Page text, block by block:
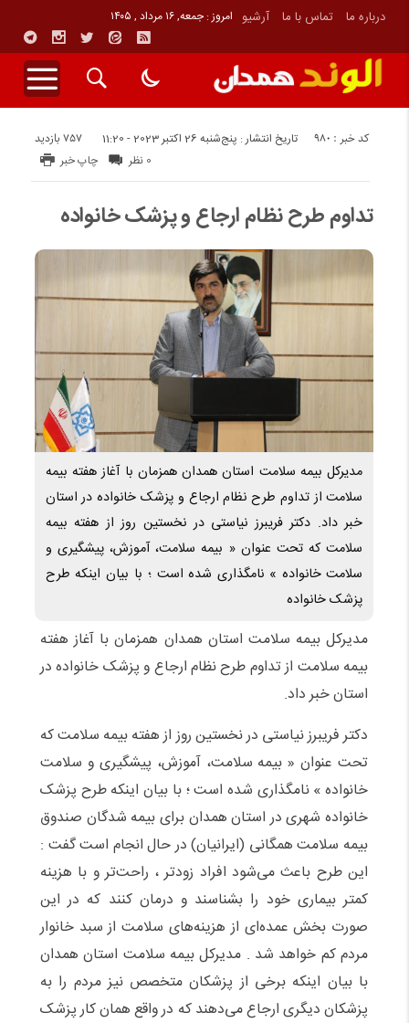
درباره ما تماس با ما آرشیو امروز : جمعه, ۱۶ مرداد , ۱۴۰۵
تاریخ انتشار : پنج‌شنبه 26 اکتبر 2023 - 11:20 757 بازدید کد خبر : 980
چاپ خبر 0 نظر
تداوم طرح نظام ارجاع و پزشک خانواده
مدیرکل بیمه سلامت استان همدان همزمان با آغاز هفته بیمه
سلامت از تداوم طرح نظام ارجاع و پزشک خانواده در استان
خبر داد. دکتر فریبرز نیاستی در نخستین روز از هفته بیمه
سلامت که تحت عنوان « بیمه سلامت، آموزش، پیشگیری و
سلامت خانواده » نامگذاری شده است ؛ با بیان اینکه طرح
پزشک خانواده
مدیرکل بیمه سلامت استان همدان همزمان با آغاز هفته
بیمه سلامت از تداوم طرح نظام ارجاع و پزشک خانواده در
استان خبر داد.
دکتر فریبرز نیاستی در نخستین روز از هفته بیمه سلامت که
تحت عنوان « بیمه سلامت، آموزش، پیشگیری و سلامت
خانواده » نامگذاری شده است ؛ با بیان اینکه طرح پزشک
خانواده شهری در استان همدان برای بیمه شدگان صندوق
بیمه سلامت همگانی (ایرانیان) در حال انجام است گفت :
این طرح باعث می‌شود افراد زودتر ، راحت‌تر و با هزینه
کمتر بیماری خود را بشناسند و درمان کنند که در این
صورت بخش عمده‌ای از هزینه‌های سلامت از سبد خانوار
مردم کم خواهد شد . مدیرکل بیمه سلامت استان همدان
با بیان اینکه برخی از پزشکان متخصص نیز مردم را به
پزشکان دیگری ارجاع می‌دهند که در واقع همان کار پزشک